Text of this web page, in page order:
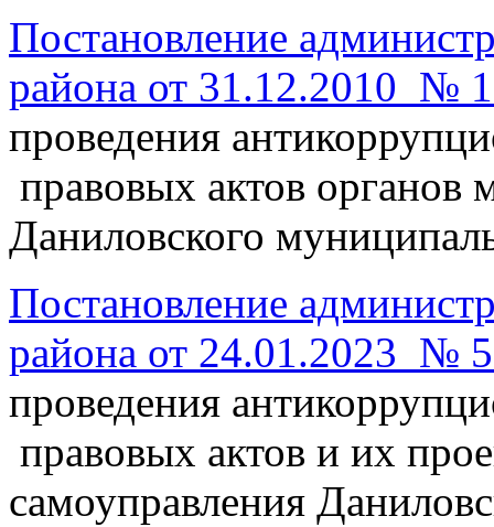
Постановление
района от 31.12.2010 №
проведения
правовых актов органов
Даниловского
Постановление
района от 24.01.2023 №
проведения
правовых актов и их
самоуправления